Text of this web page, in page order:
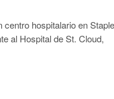
centro hospitalario en
al Hospital de St. Cloud,